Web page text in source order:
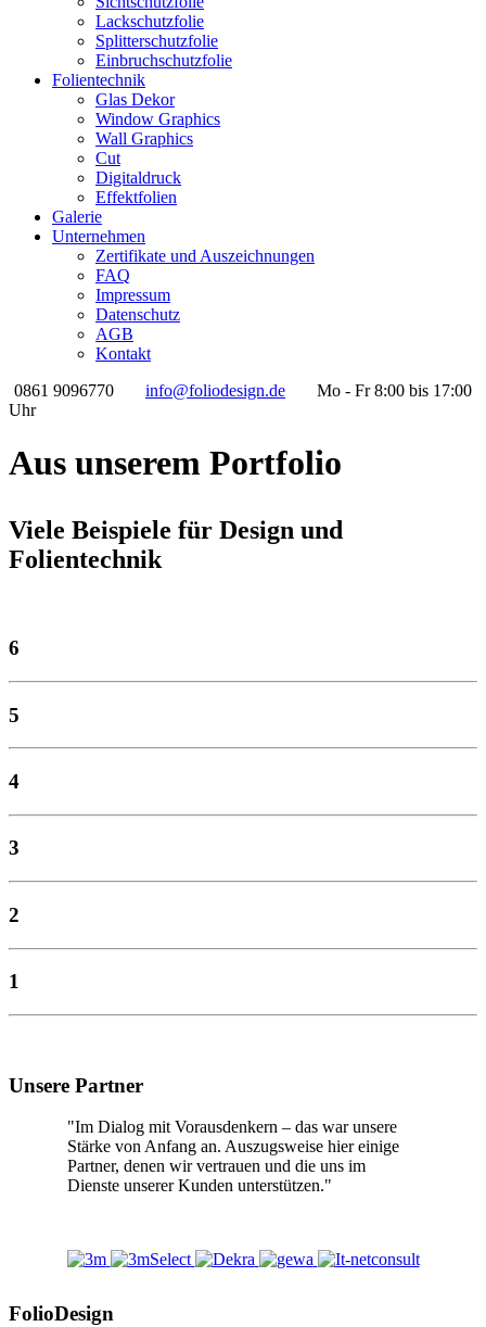
Lackschutzfolie
Splitterschutzfolie
Einbruchschutzfolie
Folientechnik
Glas Dekor
Window Graphics
Wall Graphics
Cut
Digitaldruck
Effektfolien
Galerie
Unternehmen
Zertifikate und Auszeichnungen
FAQ
Impressum
Datenschutz
AGB
Kontakt
0861 9096770
info@foliodesign.de
Mo - Fr 8:00 bis 17:00
Uhr
Aus unserem Portfolio
Viele Beispiele für Design und
Folientechnik
6
5
4
3
2
1
Unsere Partner
"Im Dialog mit Vorausdenkern – das war unsere
Stärke von Anfang an. Auszugsweise hier einige
Partner, denen wir vertrauen und die uns im
Dienste unserer Kunden unterstützen."
FolioDesign